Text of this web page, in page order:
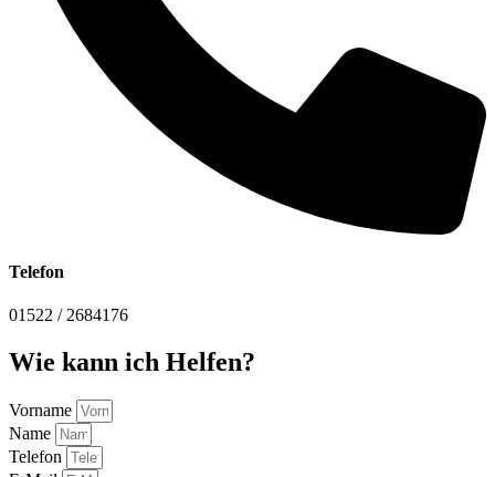
Telefon
01522 / 2684176
Wie kann ich Helfen?
Vorname
Name
Telefon